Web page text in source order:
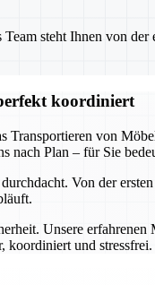
steht Ihnen von
koordiniert
Transportieren von
nach Plan – für Sie
Von der
Unsere
koordiniert und stressfrei.